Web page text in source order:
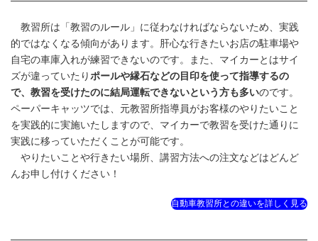
教習所は「教習のルール」に従わなければならないため、実践
的ではなくなる傾向があります。肝心な行きたいお店の駐車場や
自宅の車庫入れが練習できないのです。また、マイカーとはサイ
ズが違っていたり ポールや縁石などの目印を使って指導するの
で、教習を受けたのに結局運転できないという方も多いのです。
ペーパーキャッツでは、元教習所指導員がお客様のやりたいこと
を実践的に実施いたしますので、マイカーで教習を受けた通りに
実践に移っていただくことが可能です。
やりたいことや行きたい場所、講習方法への注文などはどんど
んお申し付けください！
自動車教習所との違いを詳しく見る